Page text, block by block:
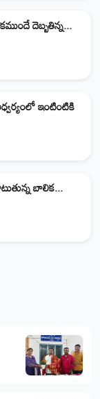
దెబ్బతిన్న...
ఇంటింటికి
బాలిక...